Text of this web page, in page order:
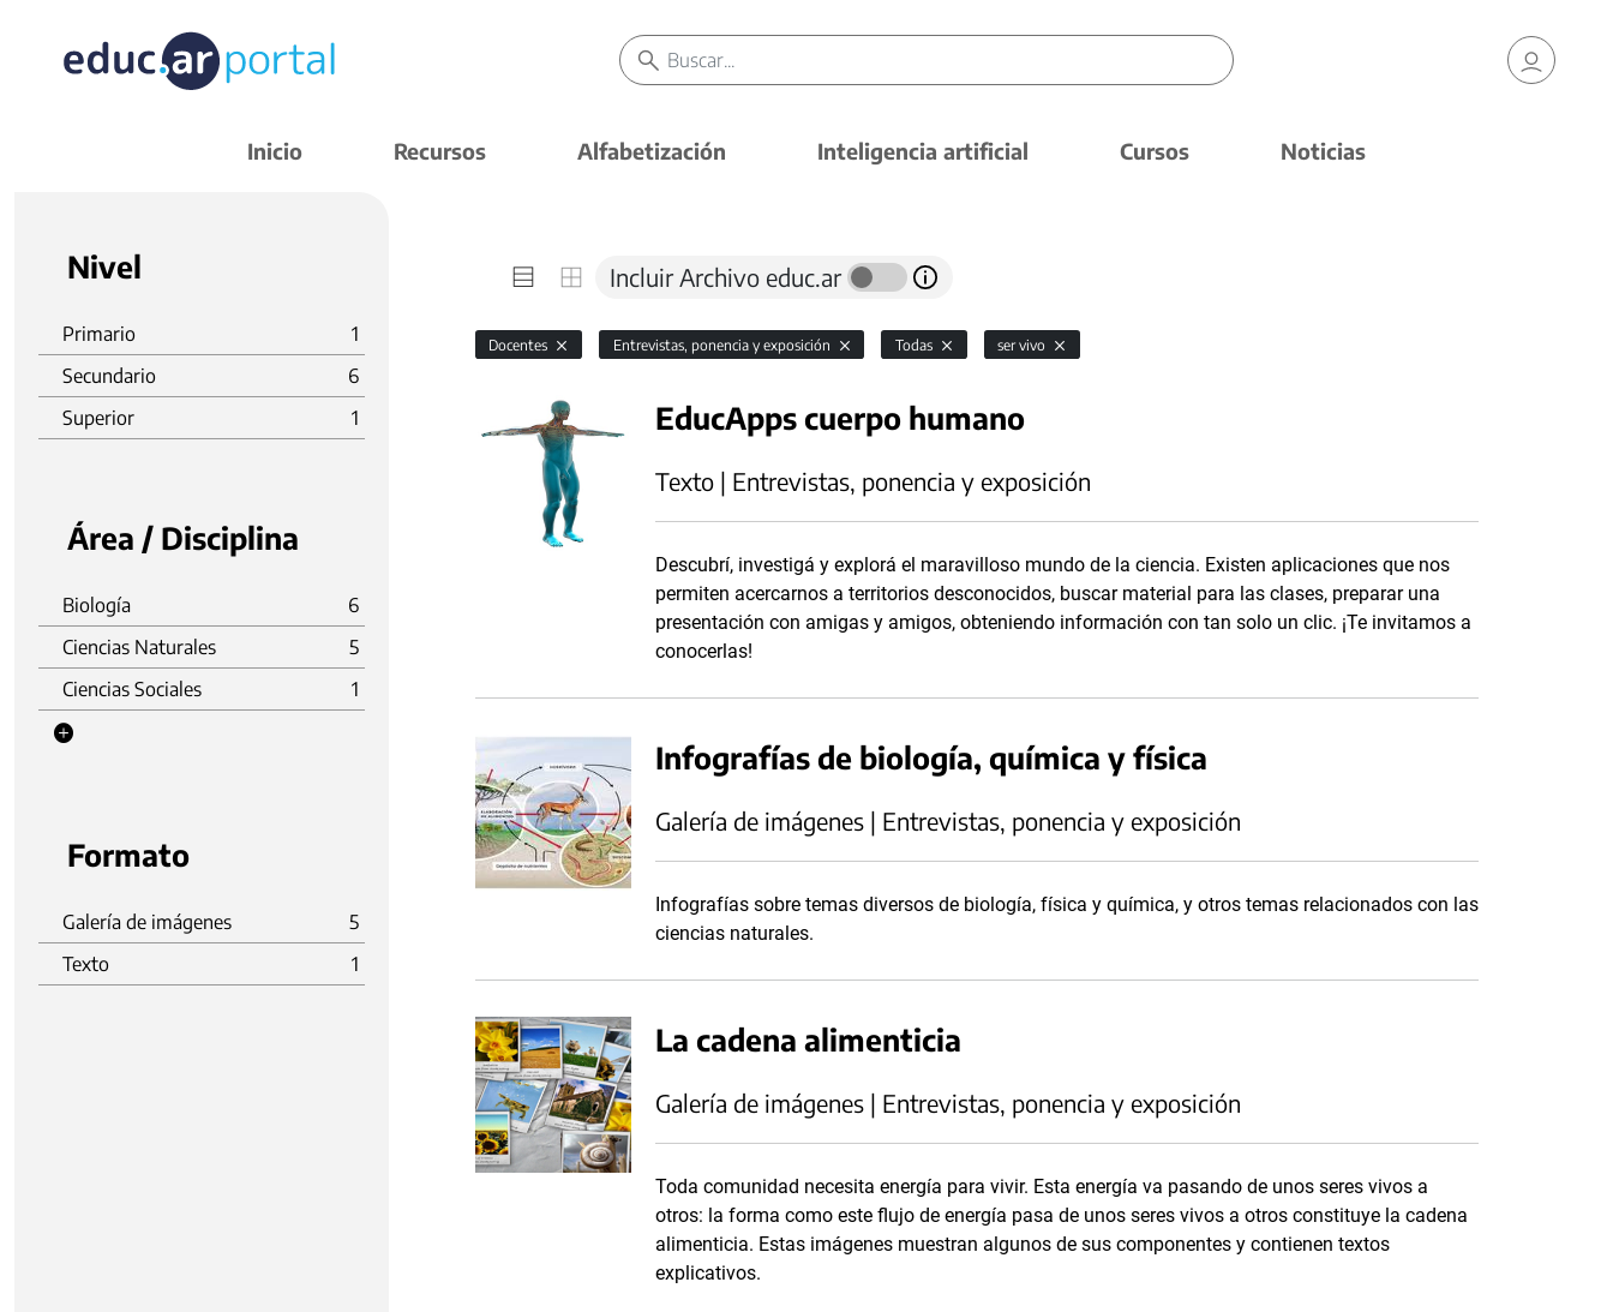
Inicio Recursos Alfabetización Inteligencia artificial Cursos Noticias
Nivel
Primario
1
Secundario
6
Superior
1
Área / Disciplina
Biología
6
Ciencias Naturales
5
Ciencias Sociales
1
Formato
Galería de imágenes
5
Texto
1
Incluir Archivo educ.ar
Docentes Entrevistas, ponencia y exposición Todas ser vivo
EducApps cuerpo humano
Texto | Entrevistas, ponencia y exposición
Descubrí, investigá y explorá el maravilloso mundo de la ciencia. Existen aplicaciones que nos
permiten acercarnos a territorios desconocidos, buscar material para las clases, preparar una
presentación con amigas y amigos, obteniendo información con tan solo un clic. ¡Te invitamos a
conocerlas!
Infografías de biología, química y física
Galería de imágenes | Entrevistas, ponencia y exposición
Infografías sobre temas diversos de biología, física y química, y otros temas relacionados con las
ciencias naturales.
La cadena alimenticia
Galería de imágenes | Entrevistas, ponencia y exposición
Toda comunidad necesita energía para vivir. Esta energía va pasando de unos seres vivos a
otros: la forma como este flujo de energía pasa de unos seres vivos a otros constituye la cadena
alimenticia. Estas imágenes muestran algunos de sus componentes y contienen textos
explicativos.